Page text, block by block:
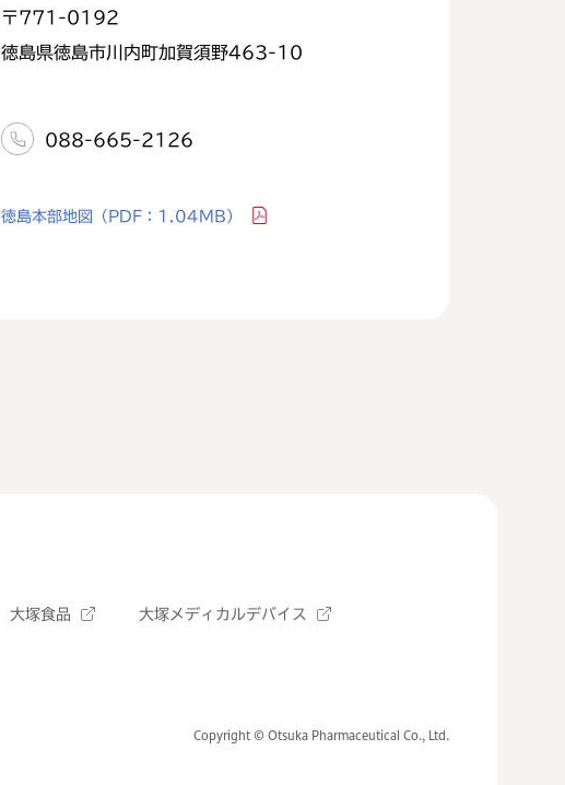
〒771-0192
徳島県徳島市川内町加賀須野463-10
088-665-2126
徳島本部地図 （PDF：1.04MB）
大塚食品 大塚メディカルデバイス
Copyright © Otsuka Pharmaceutical Co., Ltd.